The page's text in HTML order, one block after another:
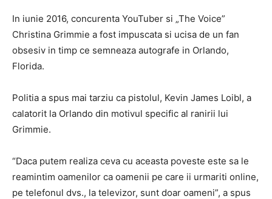
In iunie 2016, concurenta YouTuber si „The Voice”
Christina Grimmie a fost impuscata si ucisa de un fan
obsesiv in timp ce semneaza autografe in Orlando,
Florida.
Politia a spus mai tarziu ca pistolul, Kevin James Loibl, a
calatorit la Orlando din motivul specific al ranirii lui
Grimmie.
“Daca putem realiza ceva cu aceasta poveste este sa le
reamintim oamenilor ca oamenii pe care ii urmariti online,
pe telefonul dvs., la televizor, sunt doar oameni”, a spus